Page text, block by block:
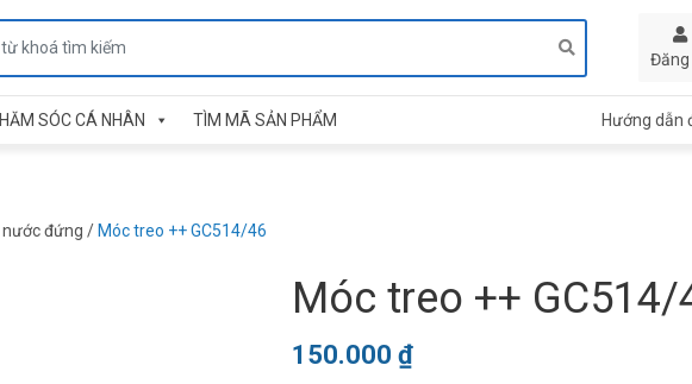
Đăng
SÓC CÁ NHÂN TÌM MÃ SẢN PHẨM Hướng dẫn
nước đứng / Móc treo ++ GC514/46
Móc treo ++ GC514/
150.000 ₫